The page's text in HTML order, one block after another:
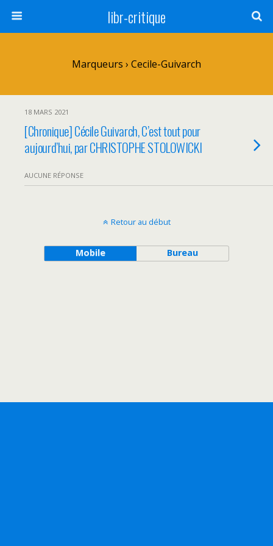
libr-critique
Marqueurs › Cecile-Guivarch
18 MARS 2021
[Chronique] Cécile Guivarch, C’est tout pour
aujourd’hui, par CHRISTOPHE STOLOWICKI
AUCUNE RÉPONSE
Retour au début
Mobile Bureau